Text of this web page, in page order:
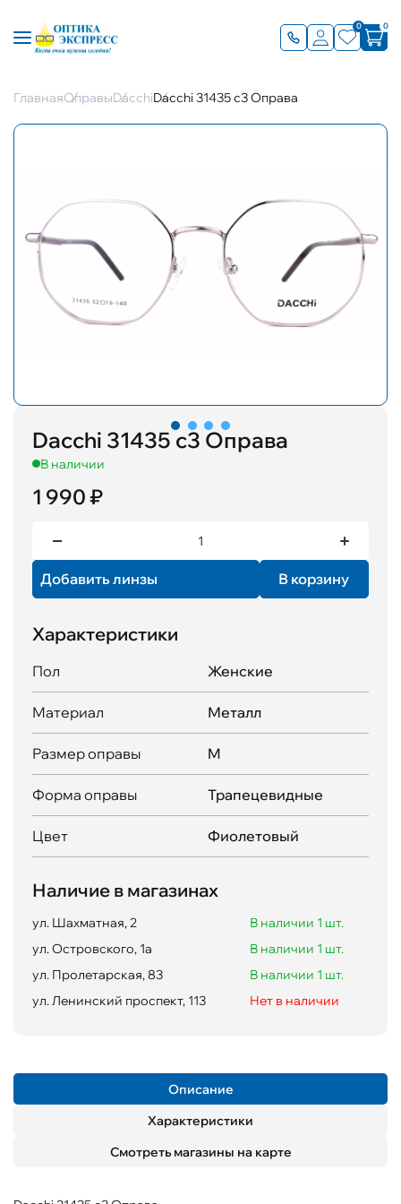
0 0
ГлавнаяОправыDacchiDacchi 31435 с3 Оправа
Dacchi 31435 с3 Оправа
В наличии
1 990 ₽
Добавить линзы В корзину
Характеристики
Пол Женские
Материал Металл
Размер оправы M
Форма оправы Трапецевидные
Цвет Фиолетовый
Наличие в магазинах
ул. Шахматная, 2
В наличии 1 шт.
ул. Островского, 1а
В наличии 1 шт.
ул. Пролетарская, 83
В наличии 1 шт.
ул. Ленинский проспект, 113
Нет в наличии
Описание
Характеристики
Смотреть магазины на карте